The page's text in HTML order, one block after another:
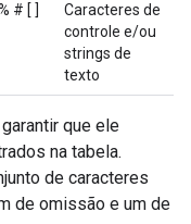
# [ ]
Caracteres de
controle e/ou
strings de
texto
que ele
na tabela.
de caracteres
de omissão e um de